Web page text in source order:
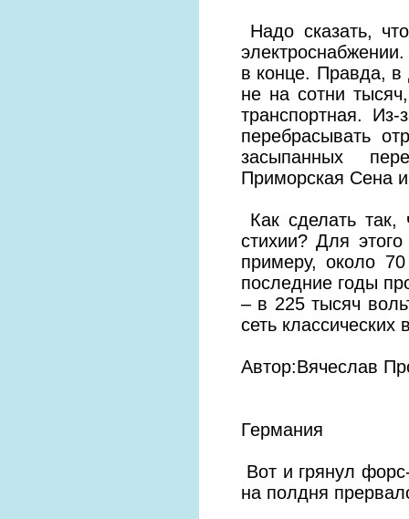
Надо сказать,
в конце. Правда, в
не на сотни
транспортная.
перебрасывать
засыпанных
Приморская Сена
Как сделать так,
стихии? Для
примеру, около
последние годы
– в 225 тысяч
сеть
Автор:Вячеслав
Германия
Вот и грянул
на полдня